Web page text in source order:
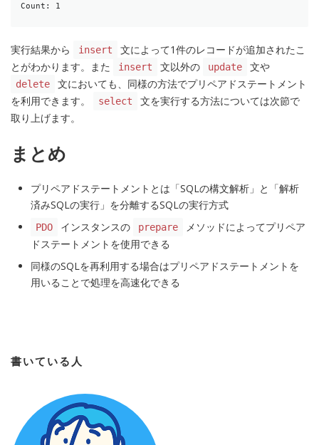
Count: 1
実行結果から insert
文によって1件のレコードが追加されたこ
とがわかります。また
insert 文以外の update 文や
delete
文においても、同様の方法でプリペアドステートメント
を利用できます。
select
文を実行する方法については次節で
取り上げます。
まとめ
プリペアドステートメントとは「SQLの構文解析」と「解析
済みSQLの実行」を分離するSQLの実行方式
PDO インスタンスの prepare
メソッドによってプリペア
ドステートメントを使用できる
同様のSQLを再利用する場合はプリペアドステートメントを
用いることで処理を高速化できる
書いている人